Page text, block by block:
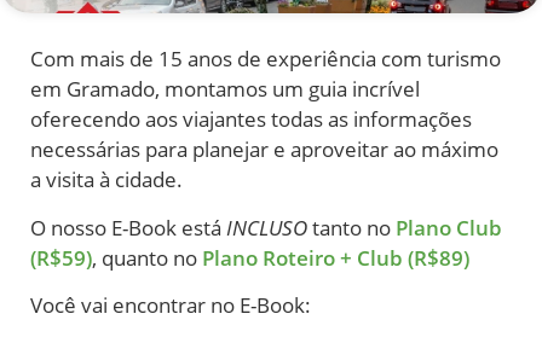
Com mais de 15 anos de experiência com turismo
em Gramado, montamos um guia incrível
oferecendo aos viajantes todas as informações
necessárias para planejar e aproveitar ao máximo
a visita à cidade.
O nosso E-Book está INCLUSOtanto no Plano Club
(R$59), quanto no Plano Roteiro + Club (R$89)
Você vai encontrar no E-Book: